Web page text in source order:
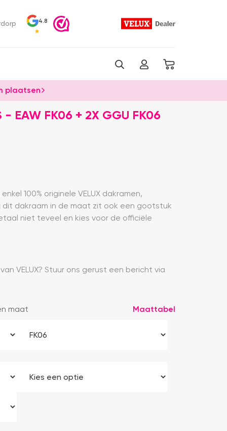
4.8
plaatsen
- EAW FK06 + 2X GGU FK06
100% originele VELUX dakramen,
dit dakraam in de maat zit ook een gootstuk
niet teveel en kies voor de officiële
VELUX? Stuur ons gerust een bericht via
maat Maattabel